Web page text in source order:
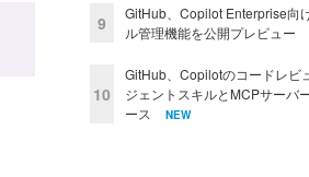
9
GitHub、Copilot Enterprise向
ル管理機能を公開プレビュー
10
GitHub、Copilotのコードレビ
ジェントスキルとMCPサーバ
ース
NEW